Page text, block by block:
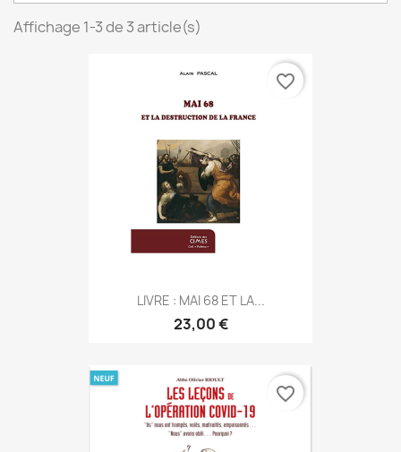
Affichage 1-3 de 3 article(s)
LIVRE : MAI 68 ET LA...
23,00 €
favorite_border
favorite_border